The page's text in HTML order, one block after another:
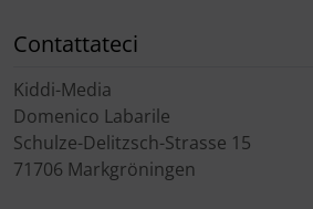
Contattateci
Kiddi-Media
Domenico Labarile
Schulze-Delitzsch-Strasse 15
71706 Markgröningen